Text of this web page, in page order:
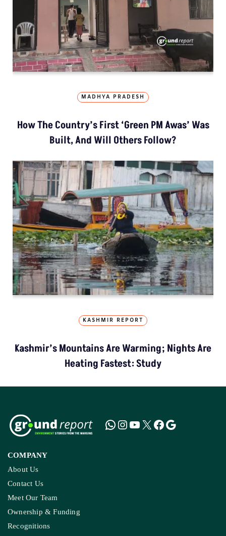
MADHYA PRADESH
How The Country’s First ‘Green PM Awas’ Was
Built, And Will Others Follow?
KASHMIR REPORT
Kashmir’s Mountains Are Warming; Nights Are
Heating Fastest: Study
COMPANY
About Us
Contact Us
Meet Our Team
Ownership & Funding
Recognitions